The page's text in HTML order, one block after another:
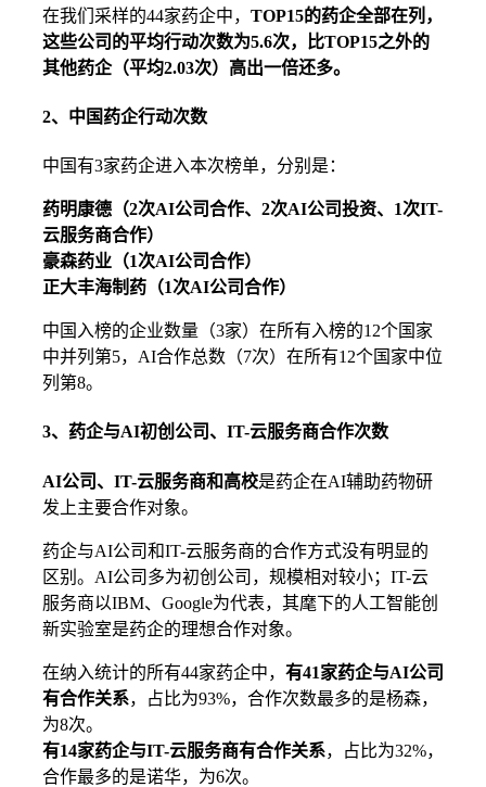
在我们采样的44家药企中， TOP15的药企全部在列，
这些公司的平均行动次数为5.6次，比TOP15之外的
其他药企（平均2.03次）高出一倍还多。
2、中国药企行动次数
中国有3家药企进入本次榜单，分别是：
药明康德（2次AI公司合作、2次AI公司投资、1次IT-
云服务商合作）
豪森药业（1次AI公司合作）
正大丰海制药（1次AI公司合作）
中国入榜的企业数量（3家）在所有入榜的12个国家
中并列第5，AI合作总数（7次）在所有12个国家中位
列第8。
3、药企与AI初创公司、IT-云服务商合作次数
AI公司、IT-云服务商和高校是药企在AI辅助药物研
发上主要合作对象。
药企与AI公司和IT-云服务商的合作方式没有明显的
区别。AI公司多为初创公司，规模相对较小；IT-云
服务商以IBM、Google为代表，其麾下的人工智能创
新实验室是药企的理想合作对象。
在纳入统计的所有44家药企中， 有41家药企与AI公司
有合作关系，占比为93%，合作次数最多的是杨森，
为8次。
有14家药企与IT-云服务商有合作关系，占比为32%，
合作最多的是诺华，为6次。